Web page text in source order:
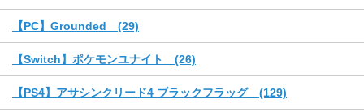
【PC】Grounded (29)
【Switch】ポケモンユナイト (26)
【PS4】アサシンクリード4 ブラックフラッグ (129)